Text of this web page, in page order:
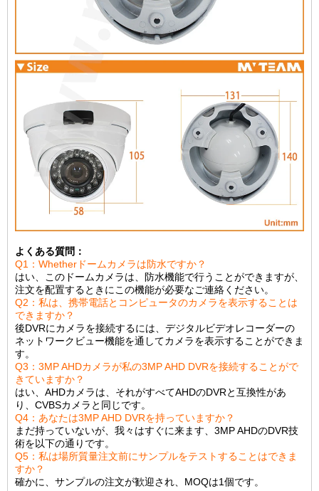
よくある質問：
Q1：Whetherドームカメラは防水ですか？
はい、このドームカメラは、防水機能で行うことができますが、
注文を配置するときにこの機能が必要なご連絡ください。
Q2：私は、携帯電話とコンピュータのカメラを表示することは
できますか？
後DVRにカメラを接続するには、デジタルビデオレコーダーの
ネットワークビュー機能を通してカメラを表示することができま
す。
Q3：3MP AHDカメラが私の3MP AHD DVRを接続することがで
きていますか？
はい、AHDカメラは、それがすべてAHDのDVRと互換性があ
り、CVBSカメラと同じです。
Q4：あなたは3MP AHD DVRを持っていますか？
まだ持っていないが、我々はすぐに来ます、3MP AHDのDVR技
術を以下の通りです。
Q5：私は場所質量注文前にサンプルをテストすることはできま
すか？
確かに、サンプルの注文が歓迎され、MOQは1個です。